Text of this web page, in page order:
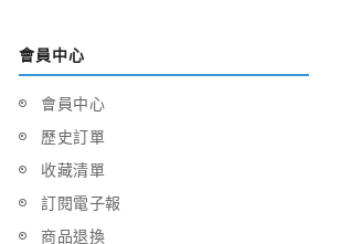
會員中心
會員中心
歷史訂單
收藏清單
訂閱電子報
商品退換